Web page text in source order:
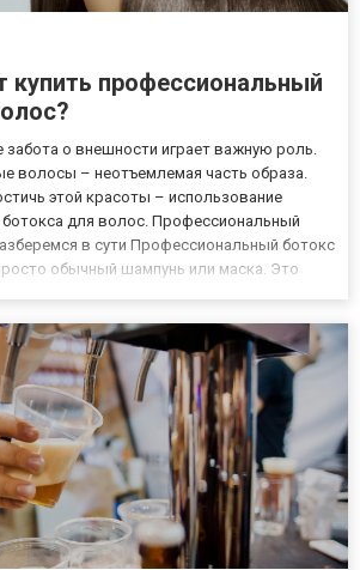
купить профессиональный
о внешности играет важную роль.
волосы – неотъемлемая часть образа.
этой красоты – использование
для волос. Профессиональный
в сути Профессиональный ботокс
обычный шампунь или маска. Это